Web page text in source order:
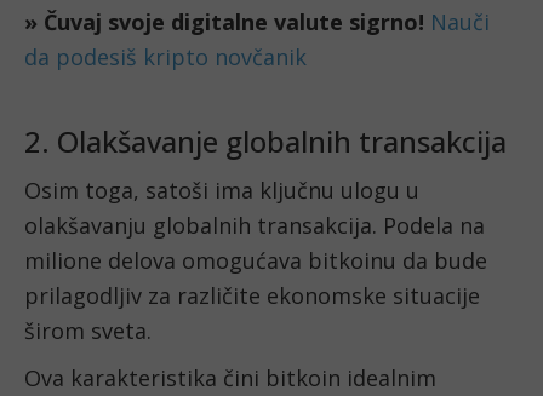
» Čuvaj svoje digitalne valute sigrno! Nauči
da podesiš kripto novčanik
2. Olakšavanje globalnih transakcija
Osim toga, satoši ima ključnu ulogu u
olakšavanju globalnih transakcija. Podela na
milione delova omogućava bitkoinu da bude
prilagodljiv za različite ekonomske situacije
širom sveta.
Ova karakteristika čini bitkoin idealnim